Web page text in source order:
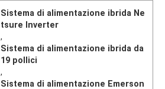
Sistema di alimentazione ibrida Ne
tsure Inverter
,
Sistema di alimentazione ibrida da
19 pollici
,
Sistema di alimentazione Emerson